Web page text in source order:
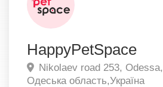
HappyPetSpace
Nikolaev road 253, Odessa,
Одеська область,Україна